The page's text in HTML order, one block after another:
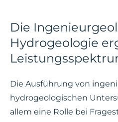
Die
Hydrogeologie
Die Ausführung von
hydrogeologischen
allem eine Rolle bei